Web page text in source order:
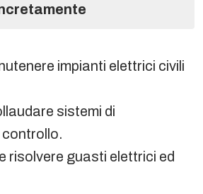
impianti elettrici civili
sistemi di
risolvere guasti elettrici ed